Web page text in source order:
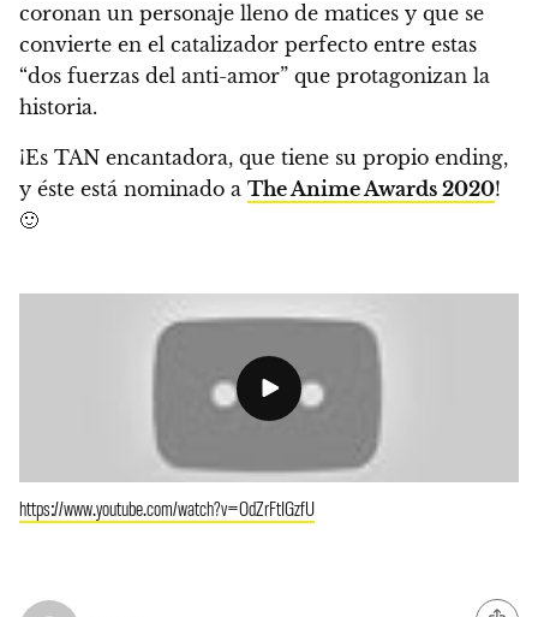
coronan un personaje lleno de matices y que se
convierte en el catalizador perfecto entre estas
“dos fuerzas del anti-amor” que protagonizan la
historia.
¡Es TAN encantadora, que tiene su propio ending,
y éste está nominado a The Anime Awards 2020!
🙂
https://www.youtube.com/watch?v=OdZrFtIGzfU